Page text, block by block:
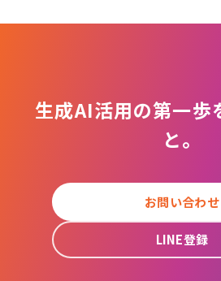
生成AI活用の第一歩
と。
お問い合わせ
LINE登録